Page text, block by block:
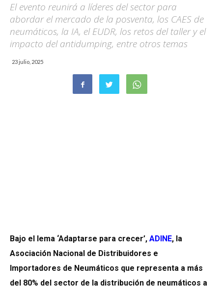
El evento reunirá a líderes del sector para
abordar el mercado de la posventa, los CAES de
neumáticos, la IA, el EUDR, los retos del taller y el
impacto del antidumping, entre otros temas
23 julio, 2025
Bajo el lema ‘Adaptarse para crecer’, ADINE, la
Asociación Nacional de Distribuidores e
Importadores de Neumáticos que representa a más
del 80% del sector de la distribución de neumáticos a